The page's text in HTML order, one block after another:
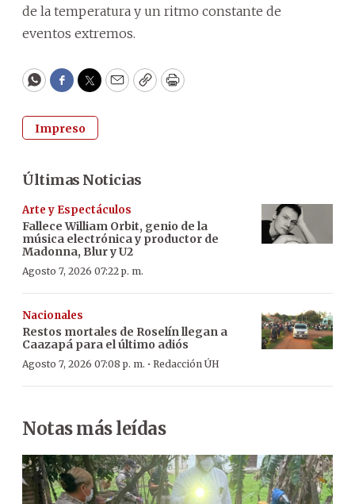
de la temperatura y un ritmo constante de
eventos extremos.
WhatsApp
Facebook
Twitter
EmailCopyPrint
Impreso
Últimas Noticias
Arte y Espectáculos
Fallece William Orbit, genio de la
música electrónica y productor de
Madonna, Blur y U2
Agosto 7, 2026 07:22 p. m.
Nacionales
Restos mortales de Roselín llegan a
Caazapá para el último adiós
Agosto 7, 2026 07:08 p. m. · Redacción ÚH
Notas más leídas